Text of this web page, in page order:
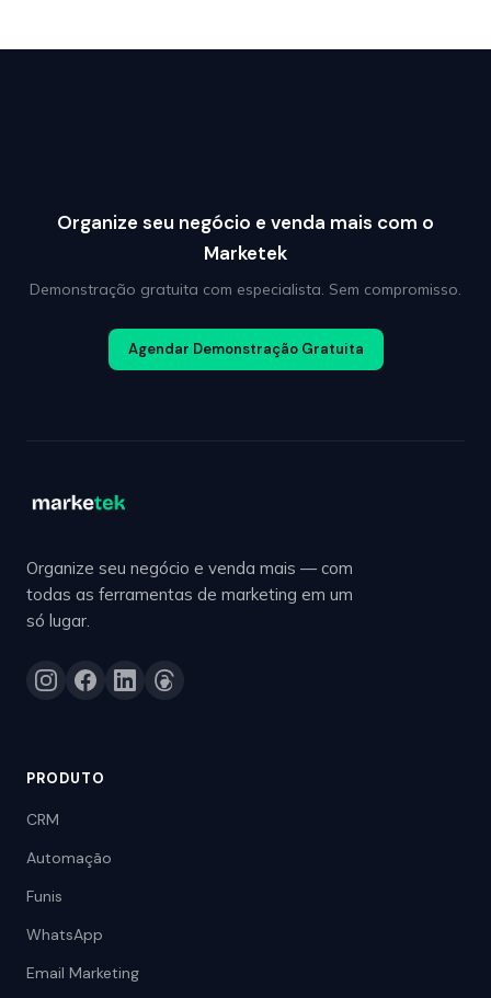
Organize seu negócio e venda mais com o
Marketek
Demonstração gratuita com especialista. Sem compromisso.
Agendar Demonstração Gratuita
Organize seu negócio e venda mais — com
todas as ferramentas de marketing em um
só lugar.
PRODUTO
CRM
Automação
Funis
WhatsApp
Email Marketing